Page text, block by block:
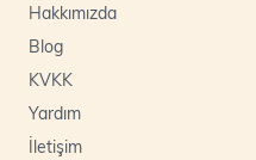
Hakkımızda
Blog
KVKK
Yardım
İletişim